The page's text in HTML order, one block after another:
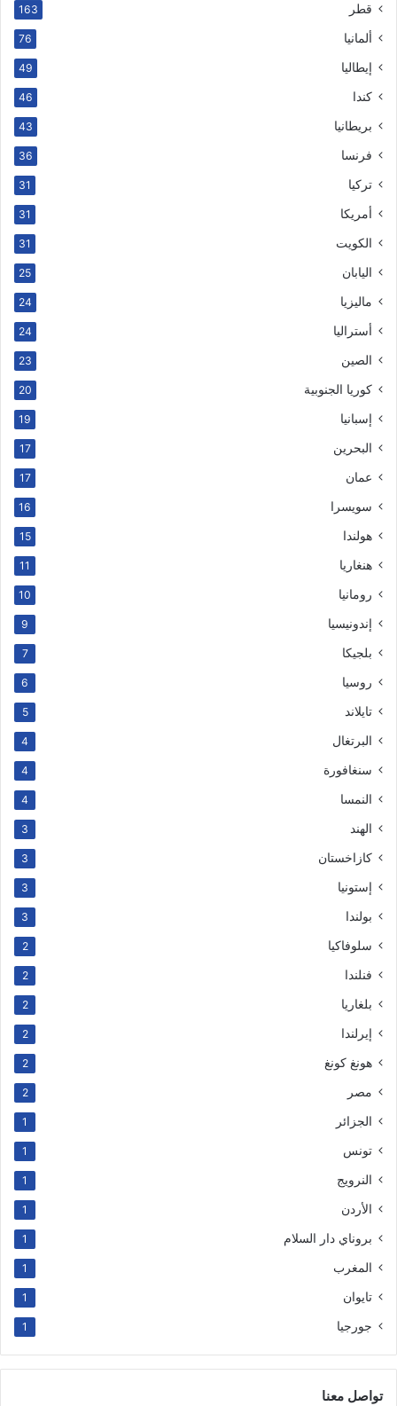
قطر 163
ألمانيا 76
إيطاليا 49
كندا 46
بريطانيا 43
فرنسا 36
تركيا 31
أمريكا 31
الكويت 31
اليابان 25
ماليزيا 24
أستراليا 24
الصين 23
كوريا الجنوبية 20
إسبانيا 19
البحرين 17
عمان 17
سويسرا 16
هولندا 15
هنغاريا 11
رومانيا 10
إندونيسيا 9
بلجيكا 7
روسيا 6
تايلاند 5
البرتغال 4
سنغافورة 4
النمسا 4
الهند 3
كازاخستان 3
إستونيا 3
بولندا 3
سلوفاكيا 2
فنلندا 2
بلغاريا 2
إيرلندا 2
هونغ كونغ 2
مصر 2
الجزائر 1
تونس 1
النرويج 1
الأردن 1
بروناي دار السلام 1
المغرب 1
تايوان 1
جورجيا 1
تواصل معنا